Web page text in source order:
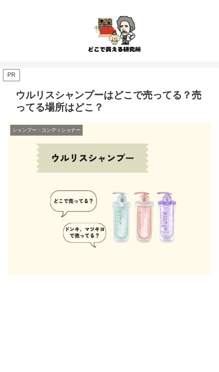
PR
ウルリスシャンプーはどこで売ってる？売
ってる場所はどこ？
シャンプー・コンディショナー